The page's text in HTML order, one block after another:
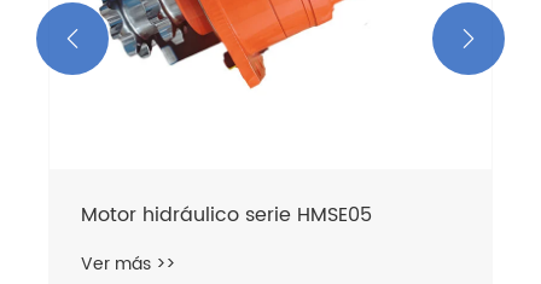
Motor hidráulico serie HMSE05
Ver más >>
 